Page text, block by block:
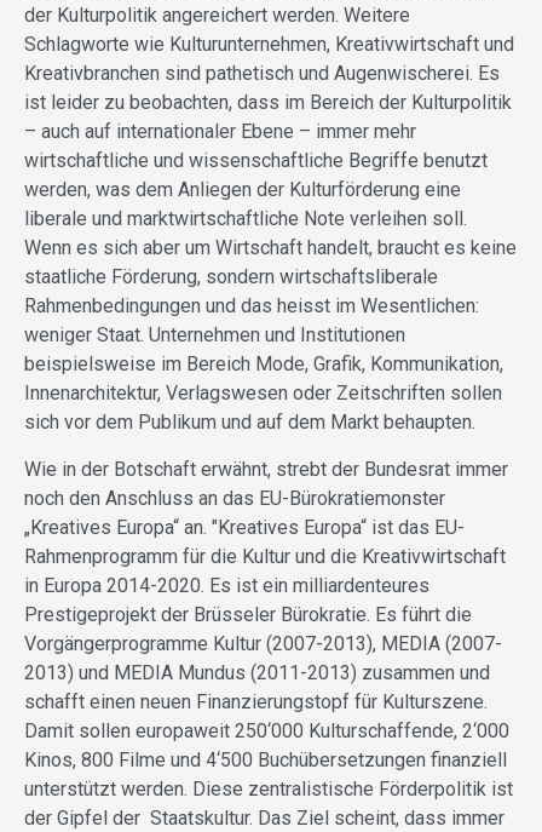
der Kulturpolitik angereichert werden. Weitere
Schlagworte wie Kulturunternehmen, Kreativwirtschaft und
Kreativbranchen sind pathetisch und Augenwischerei. Es
ist leider zu beobachten, dass im Bereich der Kulturpolitik
– auch auf internationaler Ebene – immer mehr
wirtschaftliche und wissenschaftliche Begriffe benutzt
werden, was dem Anliegen der Kulturförderung eine
liberale und marktwirtschaftliche Note verleihen soll.
Wenn es sich aber um Wirtschaft handelt, braucht es keine
staatliche Förderung, sondern wirtschaftsliberale
Rahmenbedingungen und das heisst im Wesentlichen:
weniger Staat. Unternehmen und Institutionen
beispielsweise im Bereich Mode, Grafik, Kommunikation,
Innenarchitektur, Verlagswesen oder Zeitschriften sollen
sich vor dem Publikum und auf dem Markt behaupten.
Wie in der Botschaft erwähnt, strebt der Bundesrat immer
noch den Anschluss an das EU-Bürokratiemonster
„Kreatives Europa“ an. "Kreatives Europa“ ist das EU-
Rahmenprogramm für die Kultur und die Kreativwirtschaft
in Europa 2014-2020. Es ist ein milliardenteures
Prestigeprojekt der Brüsseler Bürokratie. Es führt die
Vorgängerprogramme Kultur (2007-2013), MEDIA (2007-
2013) und MEDIA Mundus (2011-2013) zusammen und
schafft einen neuen Finanzierungstopf für Kulturszene.
Damit sollen europaweit 250‘000 Kulturschaffende, 2‘000
Kinos, 800 Filme und 4‘500 Buchübersetzungen finanziell
unterstützt werden. Diese zentralistische Förderpolitik ist
der Gipfel der Staatskultur. Das Ziel scheint, dass immer